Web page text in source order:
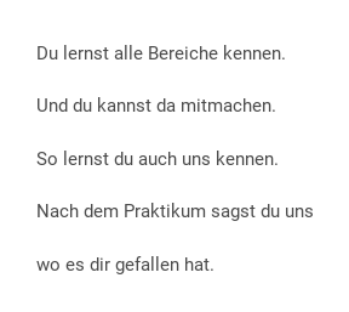
Du lernst alle Bereiche kennen.
Und du kannst da mitmachen.
So lernst du auch uns kennen.
Nach dem Praktikum sagst du uns
wo es dir gefallen hat.